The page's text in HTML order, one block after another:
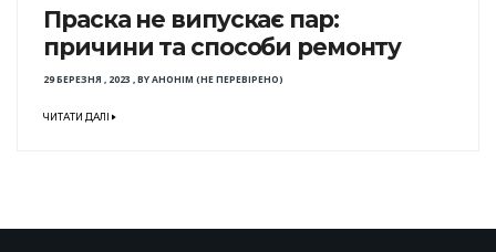
Праска не випускає пар:
причини та способи ремонту
29 БЕРЕЗНЯ , 2023 ,BYАНОНІМ (НЕ ПЕРЕВІРЕНО)
ЧИТАТИ ДАЛІ